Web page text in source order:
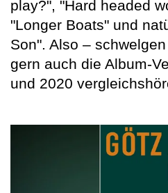
play?", "Hard headed
"Longer Boats" und
Son". Also –
gern auch die Album-
und 2020